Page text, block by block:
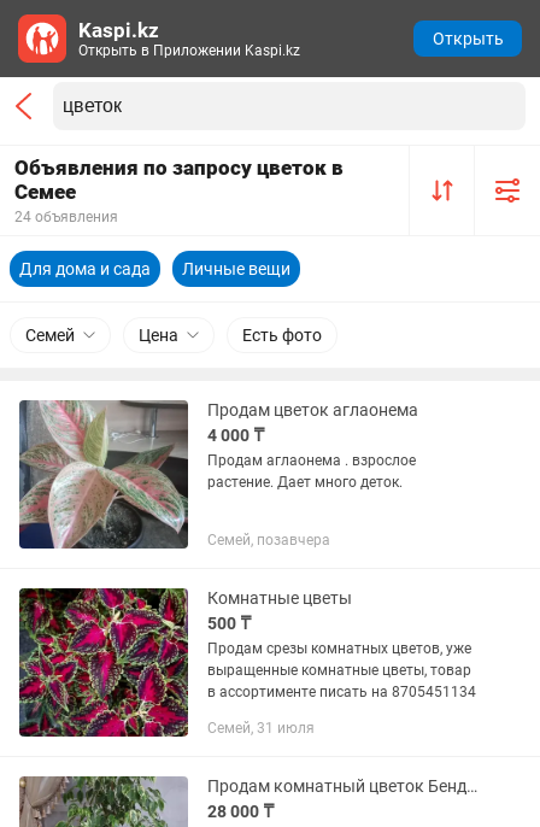
Объявления по запросу цветок в
Семее
24 объявления
Для дома и сада Личные вещи
Семей Цена Есть фото
Продам цветок аглаонема
4 000 ₸
Продам аглаонема . взрослое
растение. Дает много деток.
Семей, позавчера
Комнатные цветы
500 ₸
Продам срезы комнатных цветов, уже
выращенные комнатные цветы, товар
в ассортименте писать на 8705451134
Семей, 31 июля
Продам комнатный цветок Бенджамин Голден Кинг высота 150м
28 000 ₸
Kaspi.kz
Открыть в Приложении Kaspi.kz
Открыть